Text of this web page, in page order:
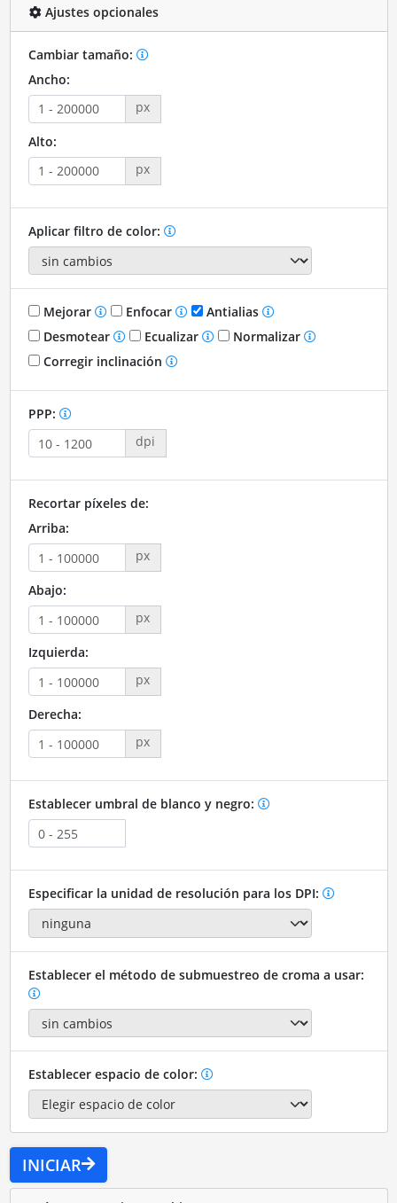
Ajustes opcionales
Cambiar tamaño:
Ancho:
px
Alto:
px
Aplicar filtro de color:
Mejorar Enfocar
Antialias
Desmotear
Ecualizar
Normalizar
Corregir inclinación
PPP:
dpi
Recortar píxeles de:
Arriba:
px
Abajo:
px
Izquierda:
px
Derecha:
px
Establecer umbral de blanco y negro:
Especificar la unidad de resolución para los DPI:
Establecer el método de submuestreo de croma a usar:
Establecer espacio de color:
INICIAR